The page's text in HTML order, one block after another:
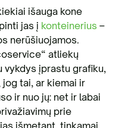
išauga kone
jas į konteinerius –
nerūšiuojamos.
atliekų
vykdys įprastu grafiku,
tai, ar kiemai ir
ir nuo jų: net ir labai
prie
išmetant, tinkamai